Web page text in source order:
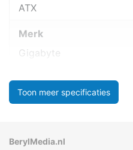
ATX
Merk
Gigabyte
Toon meer specificaties
BerylMedia.nl